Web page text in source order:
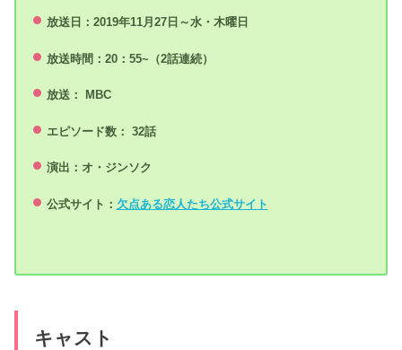
放送日：2019年11月27日～水・木曜日
放送時間：20：55~（2話連続）
放送： MBC
エピソード数： 32話
演出：オ・ジンソク
公式サイト： 欠点ある恋人たち公式サイト
キャスト